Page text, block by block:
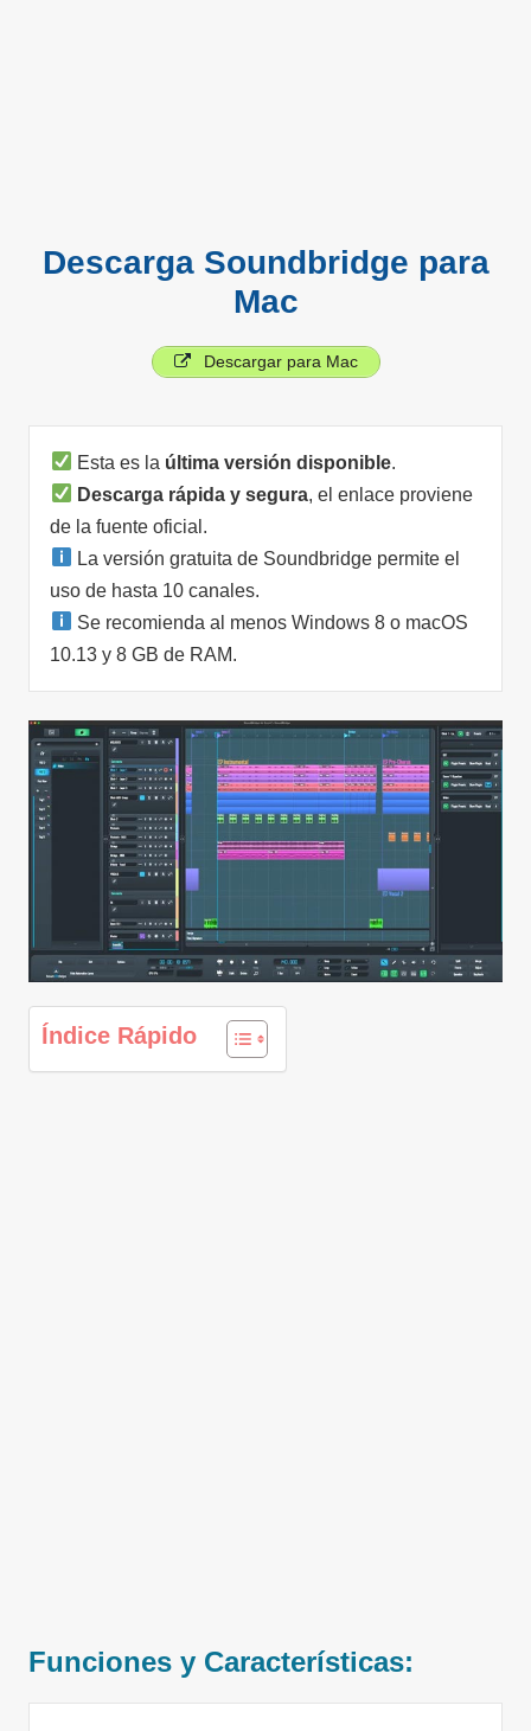
Descarga Soundbridge para
Mac
Descargar para Mac
Esta es la última versión disponible.
Descarga rápida y segura, el enlace proviene
de la fuente oficial.
La versión gratuita de Soundbridge permite el
uso de hasta 10 canales.
Se recomienda al menos Windows 8 o macOS
10.13 y 8 GB de RAM.
Índice Rápido
Funciones y Características: